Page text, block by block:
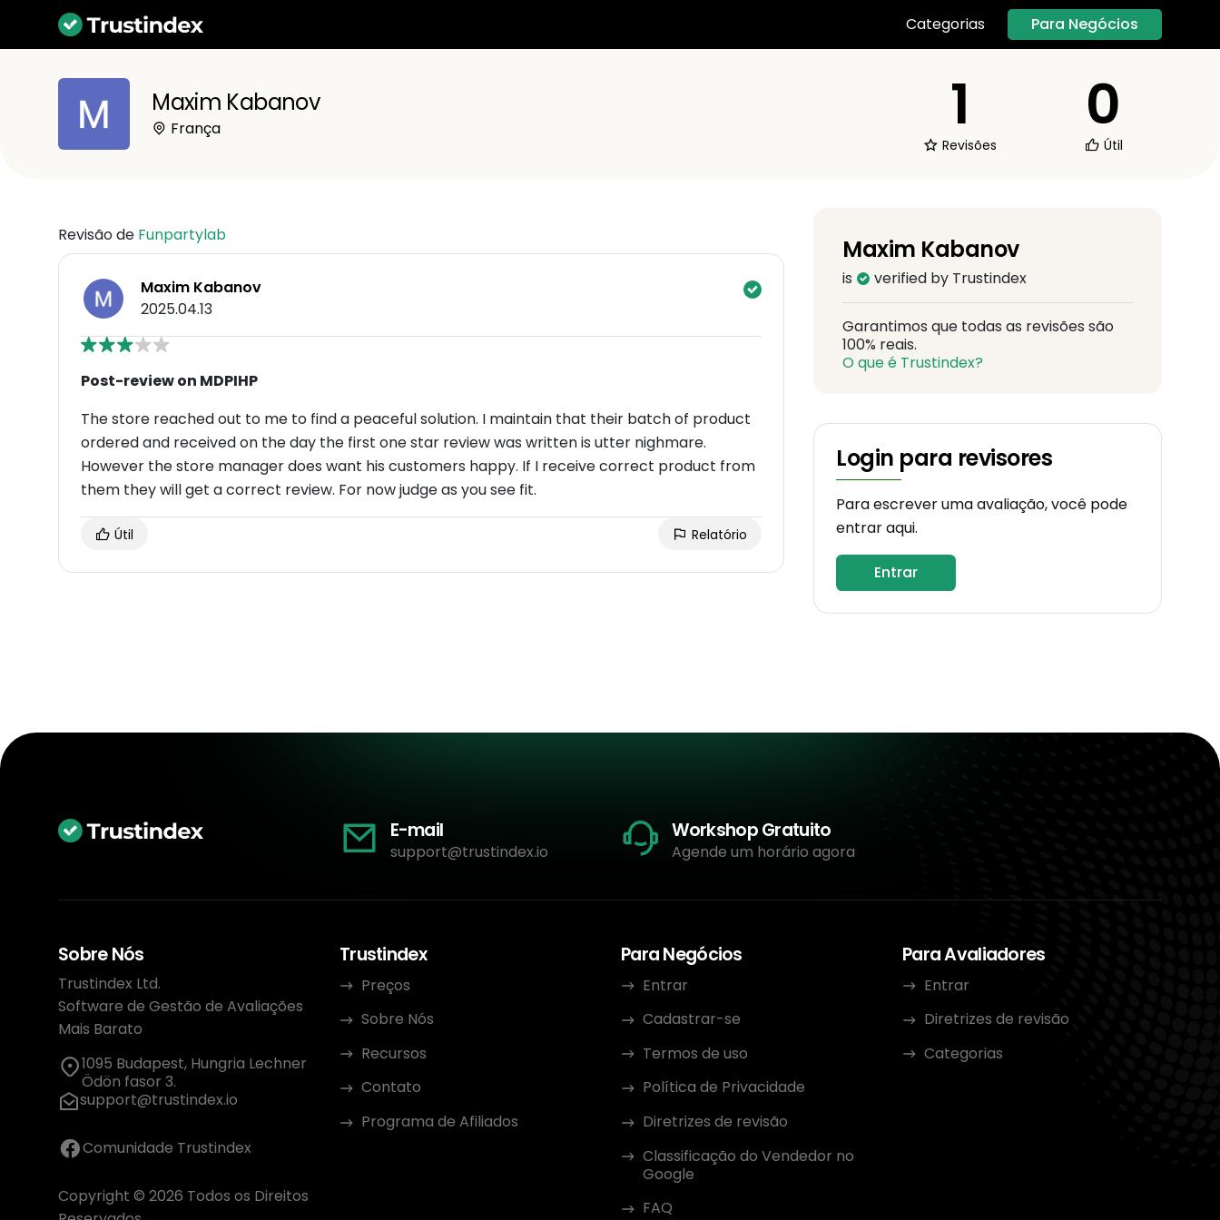
Categorias Para Negócios
Maxim Kabanov
França 1
Revisões
0
Útil
Revisão de Funpartylab
Maxim Kabanov
2025.04.13
Post-review on MDPIHP
The store reached out to me to find a peaceful solution. I maintain that their batch of product
ordered and received on the day the first one star review was written is utter nighmare.
However the store manager does want his customers happy. If I receive correct product from
them they will get a correct review. For now judge as you see fit.
Útil Relatório
Maxim Kabanov
is verified by Trustindex
Garantimos que todas as revisões são
100% reais.
O que é Trustindex?
Login para revisores
Para escrever uma avaliação, você pode
entrar aqui.
Entrar
E-mail
support@trustindex.io
Workshop Gratuito
Agende um horário agora
Sobre Nós
Trustindex Ltd.
Software de Gestão de Avaliações
Mais Barato
1095 Budapest, Hungria Lechner
Ödön fasor 3.
support@trustindex.io
Comunidade Trustindex
Copyright © 2026 Todos os Direitos
Trustindex
Preços
Sobre Nós
Recursos
Contato
Programa de Afiliados
Para Negócios
Entrar
Cadastrar-se
Termos de uso
Política de Privacidade
Diretrizes de revisão
Classificação do Vendedor no
Google
FAQ
Para Avaliadores
Entrar
Diretrizes de revisão
Categorias